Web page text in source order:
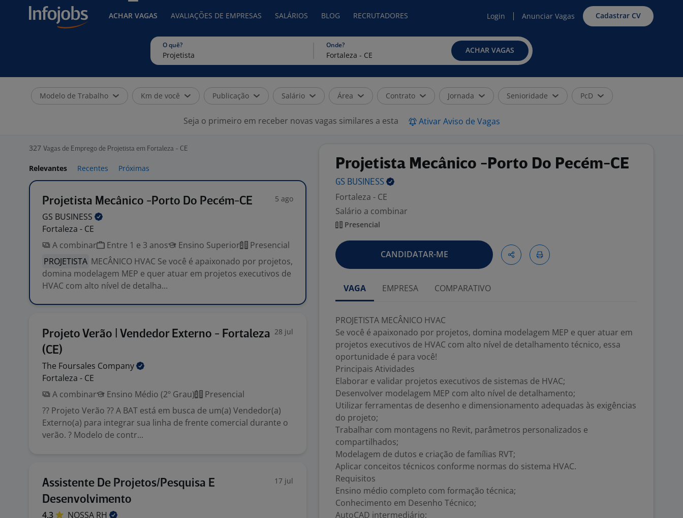
ACHAR VAGAS AVALIAÇÕES DE EMPRESAS SALÁRIOS BLOG RECRUTADORES Login Anunciar Vagas Cadastrar CV
O quê? Onde?
ACHAR VAGAS
Modelo de Trabalho Km de você Publicação Salário Área Contrato Jornada Senioridade PcD
Seja o primeiro em receber novas vagas similares a esta Ativar Aviso de Vagas
327 Vagas de Emprego de Projetista em Fortaleza - CE
Relevantes Recentes Próximas
Projetista Mecânico -Porto Do Pecém-CE 5 ago
GS BUSINESS
Fortaleza - CE
A combinar
Entre 1 e 3 anos Ensino Superior
Presencial
PROJETISTA MECÂNICO HVAC Se você é apaixonado por projetos,
domina modelagem MEP e quer atuar em projetos executivos de
HVAC com alto nível de detalha...
Projeto Verão | Vendedor Externo - Fortaleza
(CE)
28 jul
The Foursales Company
Fortaleza - CE
A combinar
Ensino Médio (2º Grau)
Presencial
?? Projeto Verão ?? A BAT está em busca de um(a) Vendedor(a)
Externo(a) para integrar sua linha de frente comercial durante o
verão. ? Modelo de contr...
Assistente De Projetos/Pesquisa E
Desenvolvimento
17 jul
4,3 NOSSA RH
Projetista Mecânico -Porto Do Pecém-CE
GS BUSINESS
Fortaleza - CE
Salário a combinar
Presencial
CANDIDATAR-ME
VAGA EMPRESA COMPARATIVO
PROJETISTA MECÂNICO HVAC
Se você é apaixonado por projetos, domina modelagem MEP e quer atuar em
projetos executivos de HVAC com alto nível de detalhamento técnico, essa
oportunidade é para você!
Principais Atividades
Elaborar e validar projetos executivos de sistemas de HVAC;
Desenvolver modelagem MEP com alto nível de detalhamento;
Utilizar ferramentas de desenho e dimensionamento adequadas às exigências
do projeto;
Trabalhar com montagens no Revit, parâmetros personalizados e
compartilhados;
Modelagem de dutos e criação de famílias RVT;
Aplicar conceitos técnicos conforme normas do sistema HVAC.
Requisitos
Ensino médio completo com formação técnica;
Conhecimento em Desenho Técnico;
AutoCAD intermediário;